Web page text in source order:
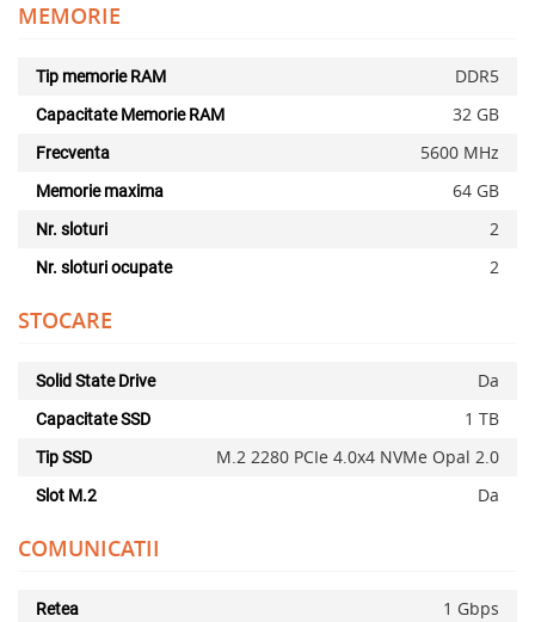
MEMORIE
Tip memorie RAM DDR5
Capacitate Memorie RAM 32 GB
Frecventa 5600 MHz
Memorie maxima 64 GB
Nr. sloturi 2
Nr. sloturi ocupate 2
STOCARE
Solid State Drive Da
Capacitate SSD 1 TB
Tip SSD M.2 2280 PCIe 4.0x4 NVMe Opal 2.0
Slot M.2 Da
COMUNICATII
Retea 1 Gbps